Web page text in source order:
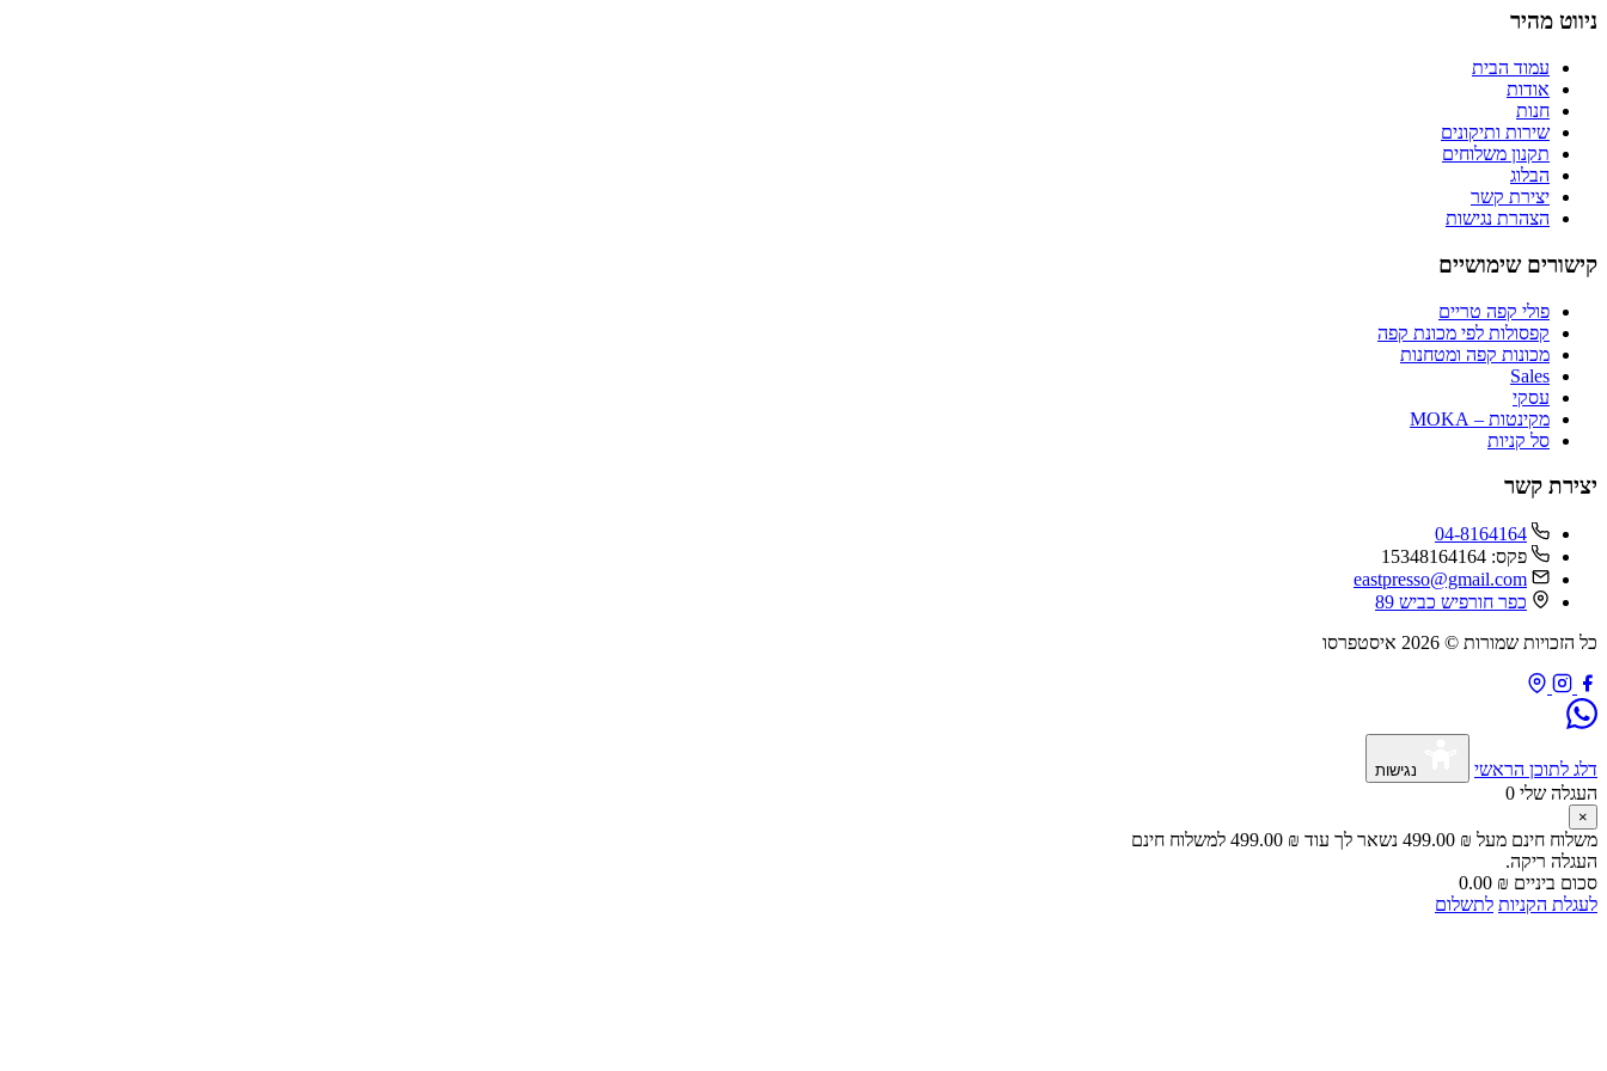
ניווט מהיר
עמוד הבית
אודות
חנות
שירות ותיקונים
תקנון משלוחים
הבלוג
יצירת קשר
הצהרת נגישות
קישורים שימושיים
פולי קפה טריים
קפסולות לפי מכונת קפה
מכונות קפה ומטחנות
Sales
עסקי
מקינטות – MOKA
סל קניות
יצירת קשר
04-8164164
פקס: 15348164164
eastpresso@gmail.com
כפר חורפיש כביש 89
כל הזכויות שמורות © 2026 איסטפרסו
דלג לתוכן הראשי נגישות
העגלה שלי 0
×
משלוח חינם מעל ₪ נשאר לך עוד ₪
למשלוח חינם
העגלה ריקה.
סכום ביניים ₪
לעגלת הקניות לתשלום